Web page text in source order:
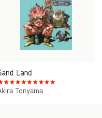
Land
Toriyama